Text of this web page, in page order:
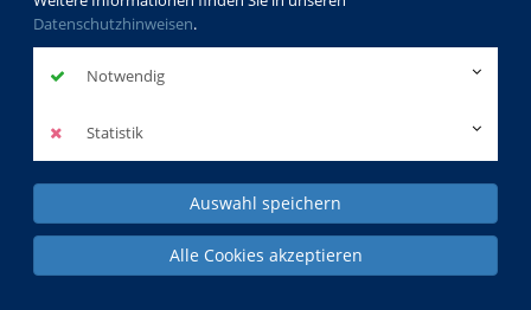
Datenschutzhinweisen.
Notwendig
Statistik
Auswahl speichern
Alle Cookies akzeptieren
junge vhs